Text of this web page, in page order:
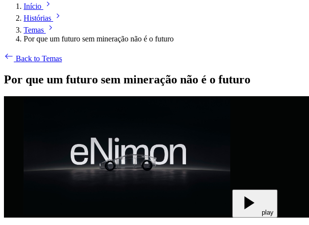
Início
Histórias
Temas
Por que um futuro sem mineração não é o futuro
Back to Temas
Por que um futuro sem mineração não é o futuro
play